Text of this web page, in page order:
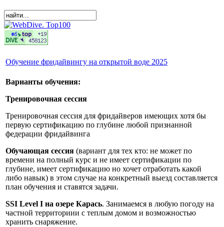
Обучение фридайвингу на открытой воде 2025
Варианты обучения:
Тренировочная сессия
Тренировочная сессия для фридайверов имеющих хотя бы
первую сертификацию по глубине любой признанной
федерации фридайвинга
Обучающая сессия (вариант для тех кто: не может по
времени на полный курс и не имеет сертификации по
глубине, имеет сертификацию но хочет отработать какой
либо навык) в этом случае на конкретный выезд составляется
план обучения и ставятся задачи.
SSI Level I на озере Карась. Занимаемся в любую погоду на
частной территориии с теплым домом и возможностью
хранить снаряжение.